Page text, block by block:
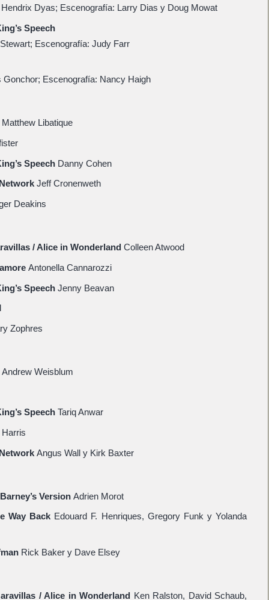
Dyas; Escenografía: Larry Dias y Doug Mowat
Speech
Escenografía: Judy Farr
Escenografía: Nancy Haigh
Matthew Libatique
Speech Danny Cohen
Jeff Cronenweth
Deakins
/ Alice in WonderlandColleen Atwood
Antonella Cannarozzi
SpeechJenny Beavan
Zophres
Andrew Weisblum
Speech Tariq Anwar
Angus Wall y Kirk Baxter
Version Adrien Morot
Way Back Edouard F. Henriques, Gregory Funk y Yolanda
Rick Baker y Dave Elsey
/ Alice in Wonderland Ken Ralston, David Schaub,